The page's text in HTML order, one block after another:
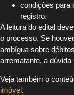
condições para
registro.
A leitura do edital
o processo. Se
ambígua sobre
arrematante, a
Veja também o
imóvel.